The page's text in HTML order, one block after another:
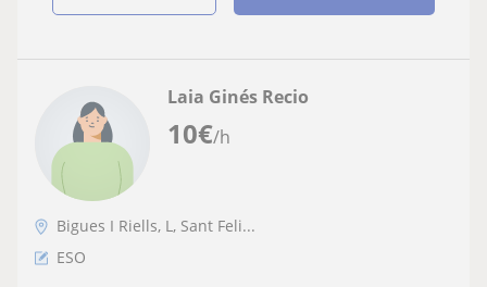
10€/h
Laia Ginés Recio
Bigues I Riells, L, Sant Feli...
ESO